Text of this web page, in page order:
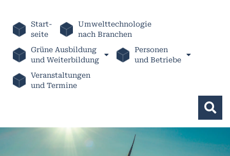
Start-
seite
Umwelttechnologie
nach Branchen
Grüne Ausbildung
und Weiterbildung
Personen
und Betriebe
Veranstaltungen
und Termine